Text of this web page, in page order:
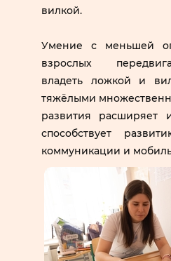
вилкой.
Умение с меньшей
взрослых
владеть ложкой и
тяжёлыми
развития расширяет
способствует
коммуникации и